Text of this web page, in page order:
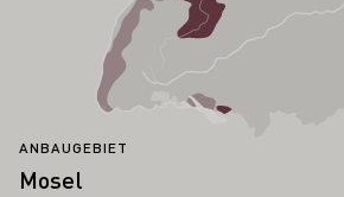
ANBAUGEBIET
Mosel